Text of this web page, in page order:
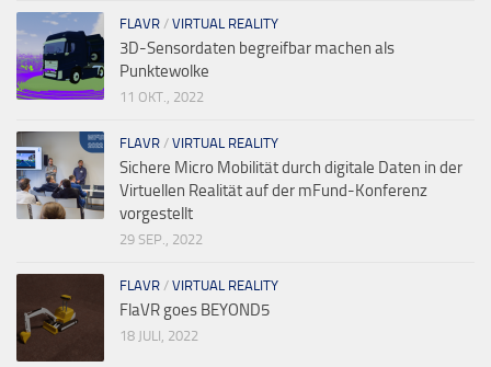
FLAVR / VIRTUAL REALITY
3D-Sensordaten begreifbar machen als
Punktewolke
11 OKT., 2022
FLAVR / VIRTUAL REALITY
Sichere Micro Mobilität durch digitale Daten in der
Virtuellen Realität auf der mFund-Konferenz
vorgestellt
29 SEP., 2022
FLAVR / VIRTUAL REALITY
FlaVR goes BEYOND5
18 JULI, 2022